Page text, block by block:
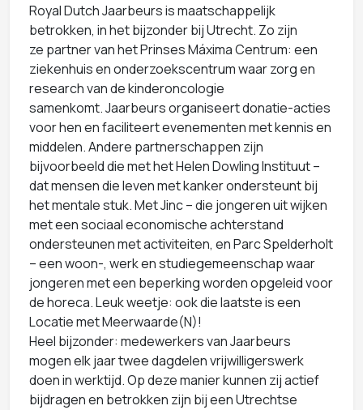
Royal Dutch Jaarbeurs is maatschappelijk
betrokken, in het bijzonder bij Utrecht. Zo zijn
ze partner van het Prinses Máxima Centrum: een
ziekenhuis en onderzoekscentrum waar zorg en
research van de kinderoncologie
samenkomt. Jaarbeurs organiseert donatie-acties
voor hen en faciliteert evenementen met kennis en
middelen. Andere partnerschappen zijn
bijvoorbeeld die met het Helen Dowling Instituut –
dat mensen die leven met kanker ondersteunt bij
het mentale stuk. Met Jinc – die jongeren uit wijken
met een sociaal economische achterstand
ondersteunen met activiteiten, en Parc Spelderholt
– een woon-, werk en studiegemeenschap waar
jongeren met een beperking worden opgeleid voor
de horeca. Leuk weetje: ook die laatste is een
Locatie met Meerwaarde(N)!
Heel bijzonder: medewerkers van Jaarbeurs
mogen elk jaar twee dagdelen vrijwilligerswerk
doen in werktijd. Op deze manier kunnen zij actief
bijdragen en betrokken zijn bij een Utrechtse